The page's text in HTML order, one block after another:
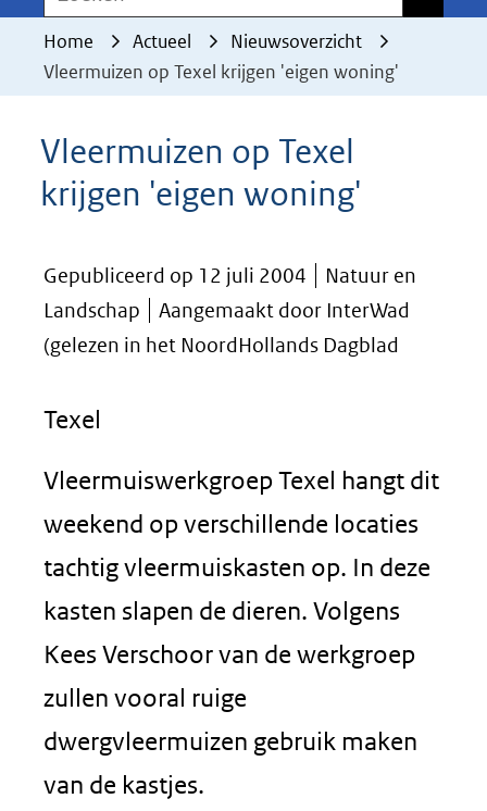
geweigerd.
Home Actueel
Nieuwsoverzicht
Vleermuizen op Texel krijgen 'eigen woning'
Vleermuizen op Texel
krijgen 'eigen woning'
Gepubliceerd op 12 juli 2004
Natuur en
Landschap
Aangemaakt door InterWad
(gelezen in het NoordHollands Dagblad
Texel
Vleermuiswerkgroep Texel hangt dit
weekend op verschillende locaties
tachtig vleermuiskasten op. In deze
kasten slapen de dieren. Volgens
Kees Verschoor van de werkgroep
zullen vooral ruige
dwergvleermuizen gebruik maken
van de kastjes.